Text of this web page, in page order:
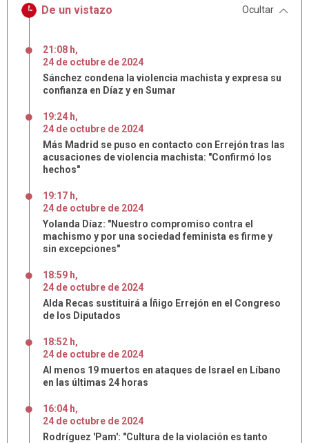
De un vistazo Ocultar
21:08 h,
24 de octubre de 2024
Sánchez condena la violencia machista y expresa su
confianza en Díaz y en Sumar
19:24 h,
24 de octubre de 2024
Más Madrid se puso en contacto con Errejón tras las
acusaciones de violencia machista: "Confirmó los
hechos"
19:17 h,
24 de octubre de 2024
Yolanda Díaz: "Nuestro compromiso contra el
machismo y por una sociedad feminista es firme y
sin excepciones"
18:59 h,
24 de octubre de 2024
Alda Recas sustituirá a Íñigo Errejón en el Congreso
de los Diputados
18:52 h,
24 de octubre de 2024
Al menos 19 muertos en ataques de Israel en Líbano
en las últimas 24 horas
16:04 h,
24 de octubre de 2024
Rodríguez 'Pam': "Cultura de la violación es tanto